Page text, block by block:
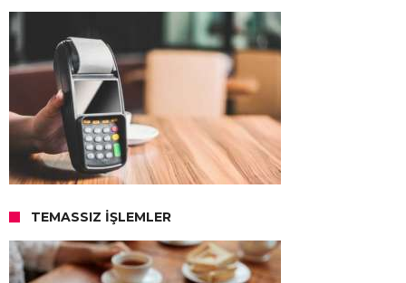
TEMASSIZ İŞLEMLER